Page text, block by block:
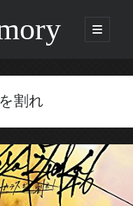
open
primary
割れ